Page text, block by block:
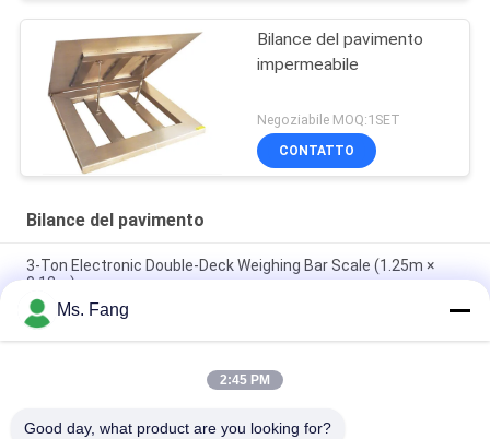
Bilance del pavimento
impermeabile
Negoziabile MOQ:1SET
CONTATTO
Bilance del pavimento
3-Ton Electronic Double-Deck Weighing Bar Scale (1.25m ×
0.12m)
Scala in sedia a rotelle medica Ospedale Sala di dialisi Sala di
riabilitazione Scala di peso con Bluetooth RS232 opzionale
Zemic H8C Load Cell 1x1m 5Ton Heavy Duty Industrial Floor
Ms. Fang
2:45 PM
Good day, what product are you looking for?